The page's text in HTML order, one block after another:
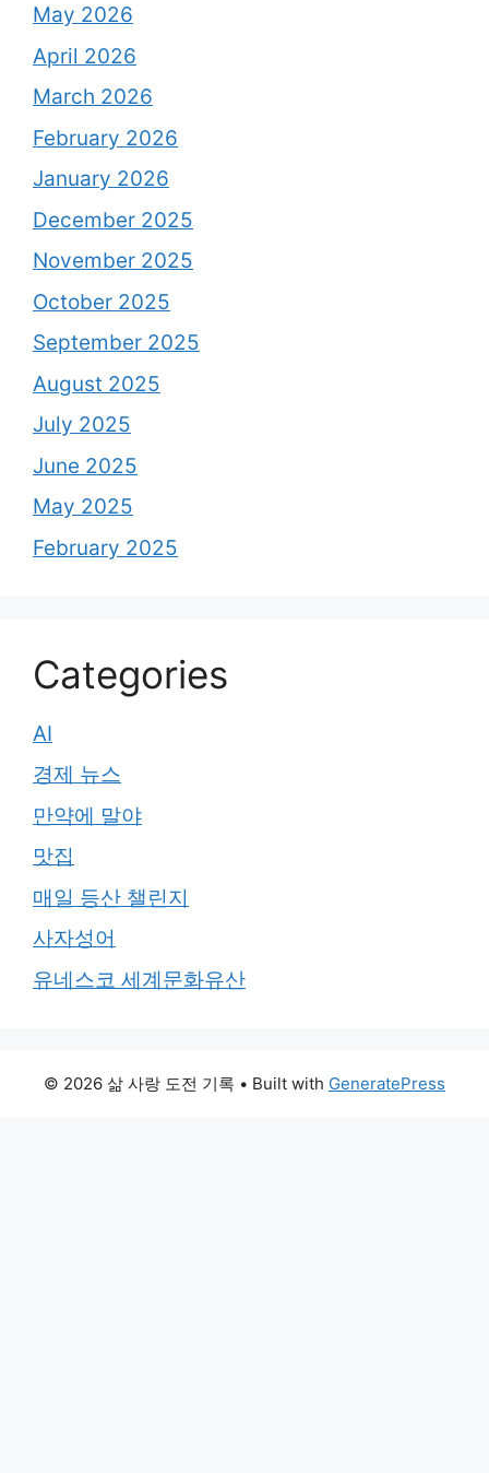
May 2026
April 2026
March 2026
February 2026
January 2026
December 2025
November 2025
October 2025
September 2025
August 2025
July 2025
June 2025
May 2025
February 2025
Categories
AI
경제 뉴스
만약에 말야
맛집
매일 등산 챌린지
사자성어
유네스코 세계문화유산
© 2026 삶 사랑 도전 기록 • Built with GeneratePress